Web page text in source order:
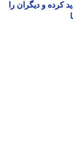
و دیگران را